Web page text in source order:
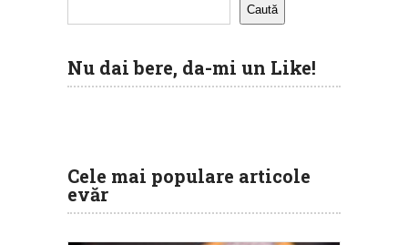
Caută
Nu dai bere, da-mi un Like!
Cele mai populare articole
evăr